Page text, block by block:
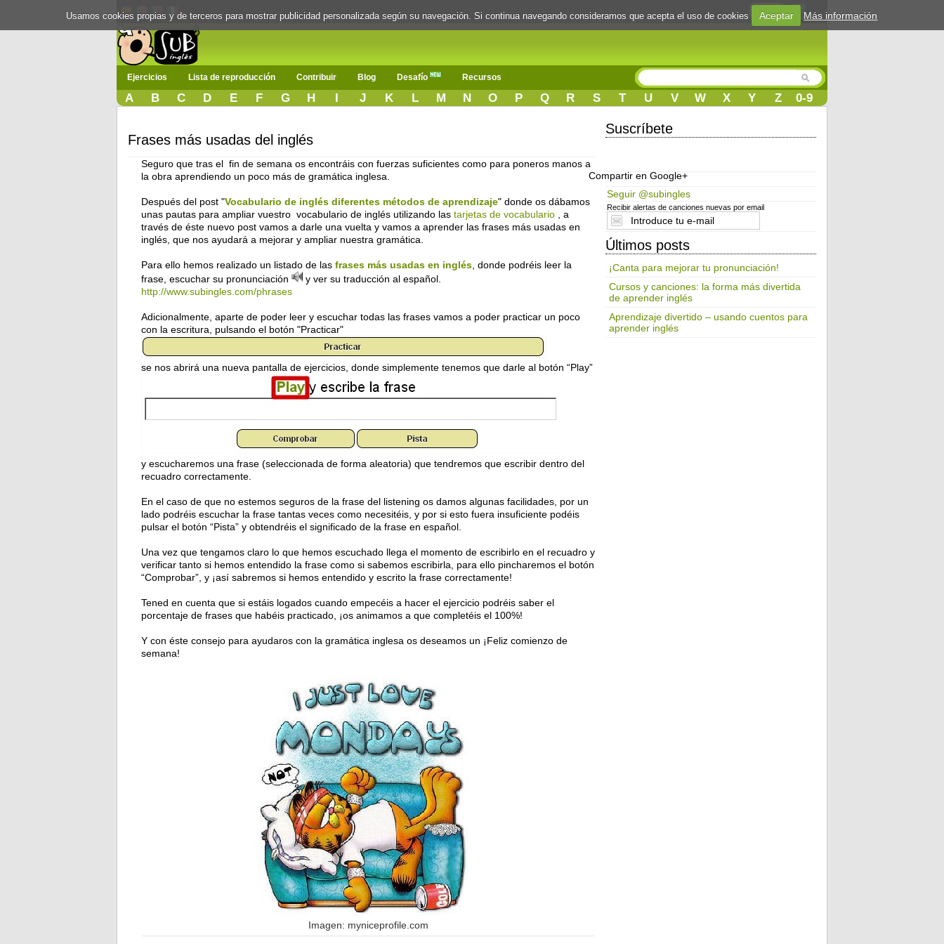
Login
Ejercicios Lista de reproducción Contribuir Blog Desafío Recursos
A B C D E F G H I J K L M N O P Q R S T U V W X Y Z 0-9
Frases más usadas del inglés
Seguro que tras el fin de semana os encontráis con fuerzas suficientes como para poneros manos a
la obra aprendiendo un poco más de gramática inglesa.
Después del post "Vocabulario de inglés diferentes métodos de aprendizaje" donde os dábamos
unas pautas para ampliar vuestro vocabulario de inglés utilizando las tarjetas de vocabulario
, a
través de éste nuevo post vamos a darle una vuelta y vamos a aprender las frases más usadas en
inglés, que nos ayudará a mejorar y ampliar nuestra gramática.
Para ello hemos realizado un listado de las frases más usadas en inglés , donde podréis leer la
frase, escuchar su pronunciación
y ver su traducción al español.
http://www.subingles.com/phrases
Adicionalmente, aparte de poder leer y escuchar todas las frases vamos a poder practicar un poco
con la escritura, pulsando el botón "Practicar"
se nos abrirá una nueva pantalla de ejercicios, donde simplemente tenemos que darle al botón “Play”
y escucharemos una frase (seleccionada de forma aleatoria) que tendremos que escribir dentro del
recuadro correctamente.
En el caso de que no estemos seguros de la frase del listening os damos algunas facilidades, por un
lado podréis escuchar la frase tantas veces como necesitéis, y por si esto fuera insuficiente podéis
pulsar el botón “Pista” y obtendréis el significado de la frase en español.
Una vez que tengamos claro lo que hemos escuchado llega el momento de escribirlo en el recuadro y
verificar tanto si hemos entendido la frase como si sabemos escribirla, para ello pincharemos el botón
“Comprobar”, y ¡así sabremos si hemos entendido y escrito la frase correctamente!
Tened en cuenta que si estáis logados cuando empecéis a hacer el ejercicio podréis saber el
porcentaje de frases que habéis practicado, ¡os animamos a que completéis el 100%!
Y con éste consejo para ayudaros con la gramática inglesa os deseamos un ¡Feliz comienzo de
semana!
Imagen: myniceprofile.com
Suscríbete
Compartir en Google+
Seguir @subingles
Recibir alertas de canciones nuevas por email
Últimos posts
¡Canta para mejorar tu pronunciación!
Cursos y canciones: la forma más divertida
de aprender inglés
Aprendizaje divertido – usando cuentos para
aprender inglés
Usamos cookies propias y de terceros para mostrar publicidad personalizada según su navegación. Si continua navegando consideramos que acepta el uso de cookies Aceptar Más información